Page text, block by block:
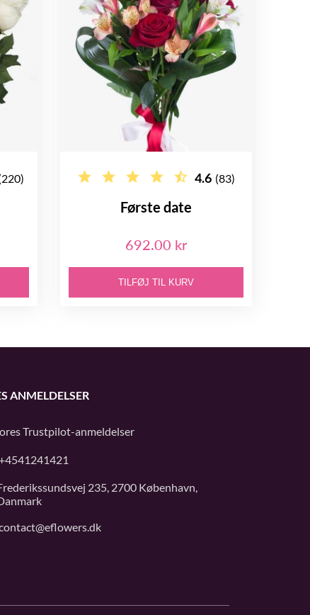
4.6 (83)
Første date
692.00 kr
TILFØJ TIL KURV
ANMELDELSER
Trustpilot-anmeldelser
235, 2700 København,